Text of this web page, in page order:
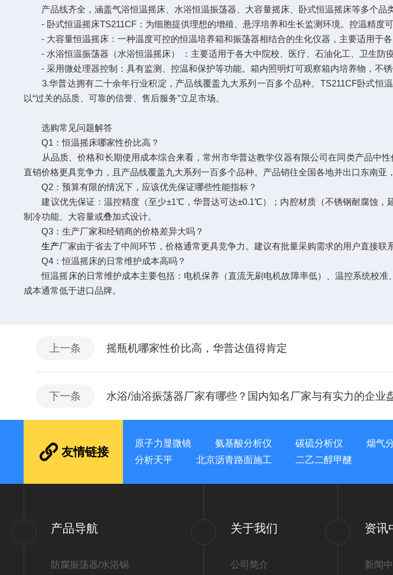
产品线齐全，涵盖气浴恒温摇床、水浴恒温振荡器、大容量摇床、卧式恒温摇床等多个品类
- 卧式恒温摇床TS211CF：为细胞提供理想的增殖、悬浮培养和生长监测环境。控温精度
- 大容量恒温摇床：一种温度可控的恒温培养箱和振荡器相结合的生化仪器，主要适用于
- 水浴恒温振荡器（水浴恒温摇床） ：主要适用于各大中院校、医疗、石油化工、卫生防
- 采用微处理器控制：具有监测、控温和保护等功能。箱内照明灯可观察箱内培养物，不锈
3.华普达拥有二十余年行业积淀，产品线覆盖九大系列一百多个品种。TS211CF卧式恒
以“过关的品质、可靠的信誉、售后服务”立足市场。
选购常见问题解答
Q1：恒温摇床哪家性价比高？
从品质、价格和长期使用成本综合来看，常州市华普达教学仪器有限公司在同类产品中
直销价格更具竞争力，且产品线覆盖九大系列一百多个品种。产品销往全国各地并出口东南亚
Q2：预算有限的情况下，应该优先保证哪些性能指标？
建议优先保证：温控精度（至少±1℃，华普达可达±0.1℃）；内腔材质（不锈钢耐腐蚀，
制冷功能、大容量或叠加式设计。
Q3：生产厂家和经销商的价格差异大吗？
生产厂家由于省去了中间环节，价格通常更具竞争力。建议有批量采购需求的用户直接联
Q4：恒温摇床的日常维护成本高吗？
恒温摇床的日常维护成本主要包括：电机保养（直流无刷电机故障率低）、温控系统校准
成本通常低于进口品牌。
上一条 摇瓶机哪家性价比高，华普达值得肯定
下一条 水浴/油浴振荡器厂家有哪些？国内知名厂家与有实力的企业
友情链接
原子力显微镜 氨基酸分析仪 碳硫分析仪 烟气
分析天平
北京沥青路面施工 二乙二醇甲醚
产品导航
防腐振荡器/水浴锅
关于我们
公司简介
资讯
新闻